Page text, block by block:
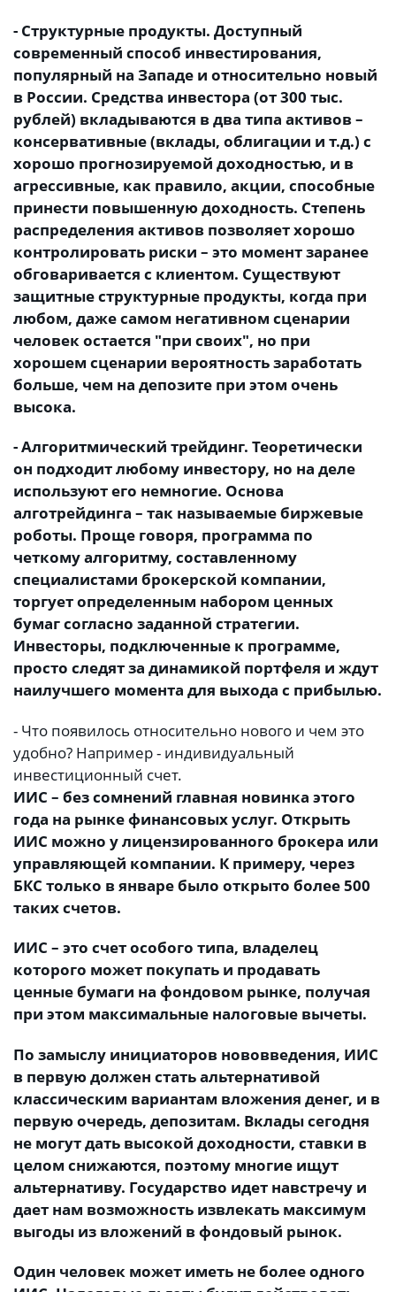
- Структурные продукты. Доступный
современный способ инвестирования,
популярный на Западе и относительно новый
в России. Средства инвестора (от 300 тыс.
рублей) вкладываются в два типа активов –
консервативные (вклады, облигации и т.д.) с
хорошо прогнозируемой доходностью, и в
агрессивные, как правило, акции, способные
принести повышенную доходность. Степень
распределения активов позволяет хорошо
контролировать риски – это момент заранее
обговаривается с клиентом. Существуют
защитные структурные продукты, когда при
любом, даже самом негативном сценарии
человек остается "при своих", но при
хорошем сценарии вероятность заработать
больше, чем на депозите при этом очень
высока.
- Алгоритмический трейдинг. Теоретически
он подходит любому инвестору, но на деле
используют его немногие. Основа
алготрейдинга – так называемые биржевые
роботы. Проще говоря, программа по
четкому алгоритму, составленному
специалистами брокерской компании,
торгует определенным набором ценных
бумаг согласно заданной стратегии.
Инвесторы, подключенные к программе,
просто следят за динамикой портфеля и ждут
наилучшего момента для выхода с прибылью.
- Что появилось относительно нового и чем это
удобно? Например - индивидуальный
инвестиционный счет.
ИИС – без сомнений главная новинка этого
года на рынке финансовых услуг. Открыть
ИИС можно у лицензированного брокера или
управляющей компании. К примеру, через
БКС только в январе было открыто более 500
таких счетов.
ИИС – это счет особого типа, владелец
которого может покупать и продавать
ценные бумаги на фондовом рынке, получая
при этом максимальные налоговые вычеты.
По замыслу инициаторов нововведения, ИИС
в первую должен стать альтернативой
классическим вариантам вложения денег, и в
первую очередь, депозитам. Вклады сегодня
не могут дать высокой доходности, ставки в
целом снижаются, поэтому многие ищут
альтернативу. Государство идет навстречу и
дает нам возможность извлекать максимум
выгоды из вложений в фондовый рынок.
Один человек может иметь не более одного